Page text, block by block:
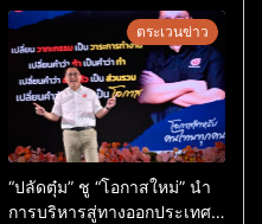
ตระเวนข่าว
“ปลัดตุ๋ม” ชู “โอกาสใหม่” นำ
การบริหารสู่ทางออกประเทศ